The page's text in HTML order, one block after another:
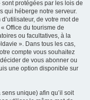
protégées par les lois de
qui héberge notre serveur.
de votre mot de
Office du tourisme de
ou facultatives, à la
». Dans tous les cas,
compte vous souhaitez
de vous abonner ou
une option disponible sur
unique) afin qu’il soit